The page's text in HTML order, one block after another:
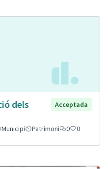
dels
Acceptada
Municipi Patrimoni 0 0